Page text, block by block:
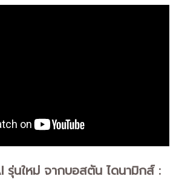
รุ่นใหม่ จากบอสตัน ไดนามิกส์ :